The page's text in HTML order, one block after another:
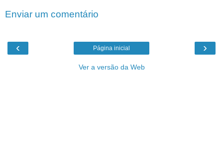
Enviar um comentário
‹ ›
Página inicial
Ver a versão da Web